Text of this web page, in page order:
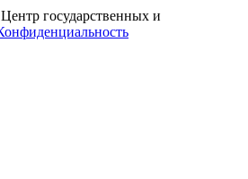
государственных и